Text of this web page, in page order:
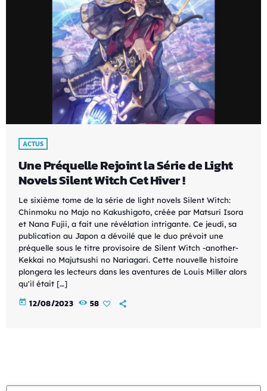
ACTUS
Une Préquelle Rejoint la Série de Light
Novels Silent Witch Cet Hiver !
Le sixième tome de la série de light novels Silent Witch:
Chinmoku no Majo no Kakushigoto, créée par Matsuri Isora
et Nana Fujii, a fait une révélation intrigante. Ce jeudi, sa
publication au Japon a dévoilé que le duo prévoit une
préquelle sous le titre provisoire de Silent Witch -another-
Kekkai no Majutsushi no Nariagari. Cette nouvelle histoire
plongera les lecteurs dans les aventures de Louis Miller alors
qu'il était […]
today 12/08/2023 58